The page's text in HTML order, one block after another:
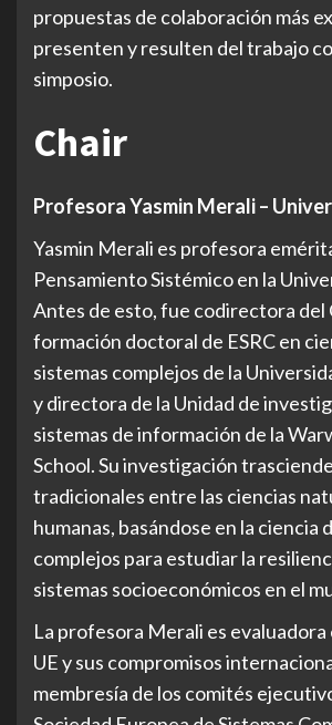
propuestas de colaboración más
presenten y resulten del trabajo
simposio.
Chair
Profesora Yasmin Merali –
Yasmin Merali es profesora
Pensamiento Sistémico en la
Antes de esto, fue codirectora del
formación doctoral de ESRC en
sistemas complejos de la
y directora de la Unidad de
sistemas de información de la
School. Su investigación
tradicionales entre las ciencias
humanas, basándose en la ciencia
complejos para estudiar la
sistemas socioeconómicos en el
La profesora Merali es evaluadora
UE y sus compromisos
membresía de los comités